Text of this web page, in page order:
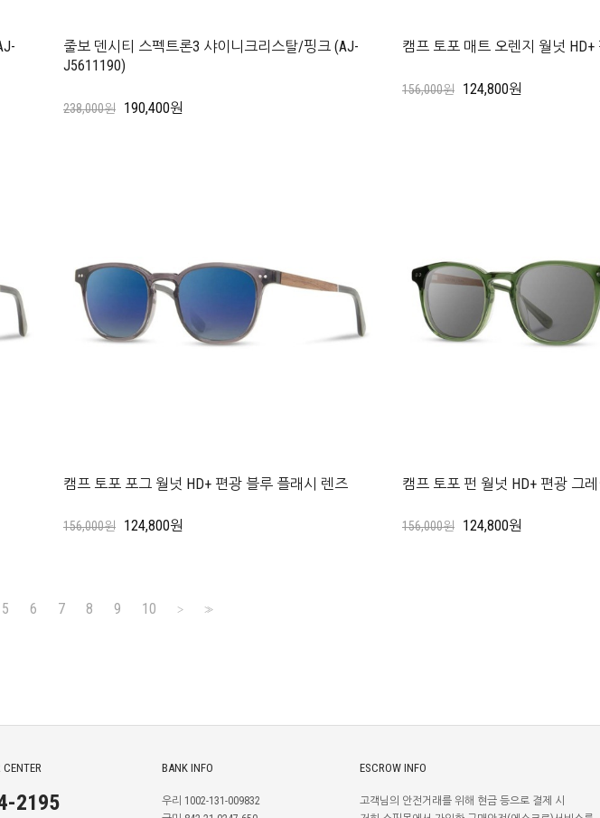
줄보 덴시티 스펙트론3 샤이니크리스탈/핑크 (AJ-
J5611190)
238,000원 190,400원
캠프 토포 매트 오렌지 월넛 HD+
156,000원 124,800원
캠프 토포 포그 월넛 HD+ 편광 블루 플래시 렌즈
156,000원 124,800원
캠프 토포 펀 월넛 HD+ 편광 그
156,000원 124,800원
5 6 7 8 9 10 > >>
2195
BANK INFO
우리 1002-131-009832
ESCROW INFO
고객님의 안전거래를 위해 현금 등으로 결제 시